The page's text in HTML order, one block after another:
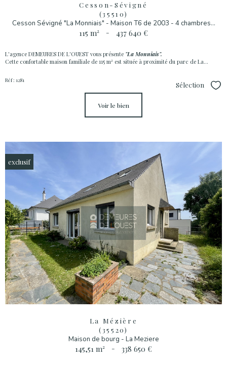
Cesson-Sévigné
(35510)
Cesson Sévigné "La Monniais" - Maison T6 de 2003 - 4 chambres...
115 m² - 437 640 €
L'agence DEMEURES DE L'OUEST vous présente "La Monniais".
Cette confortable maison familiale de 115 m² est située à proximité du parc de La...
Réf : 1281
Sélection
voir le bien
exclusif
La Mézière
(35520)
Maison de bourg - La Meziere
145,51 m² - 338 650 €